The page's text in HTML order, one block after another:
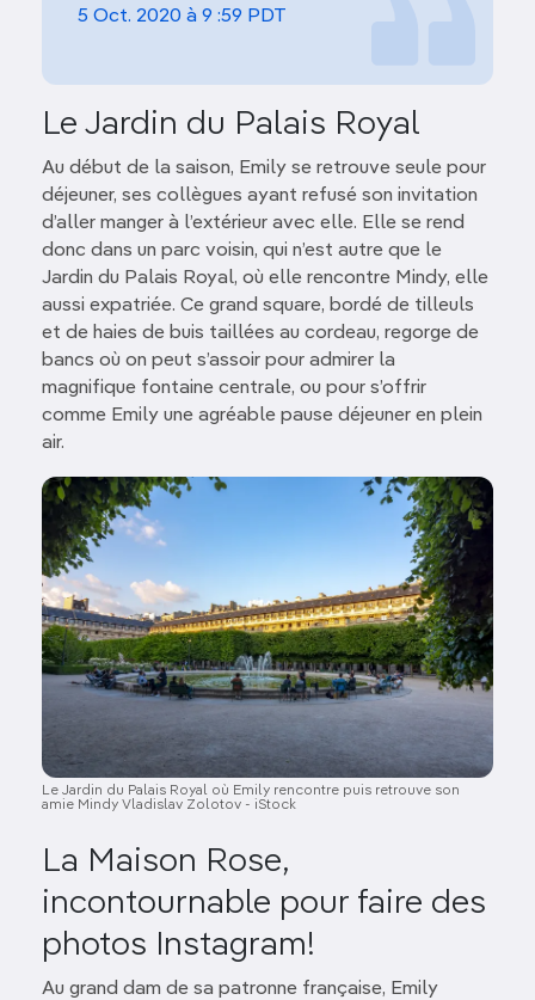
5 Oct. 2020 à 9 :59 PDT
Le Jardin du Palais Royal
Au début de la saison, Emily se retrouve seule pour
déjeuner, ses collègues ayant refusé son invitation
d’aller manger à l’extérieur avec elle. Elle se rend
donc dans un parc voisin, qui n’est autre que le
Jardin du Palais Royal, où elle rencontre Mindy, elle
aussi expatriée. Ce grand square, bordé de tilleuls
et de haies de buis taillées au cordeau, regorge de
bancs où on peut s’assoir pour admirer la
magnifique fontaine centrale, ou pour s’offrir
comme Emily une agréable pause déjeuner en plein
air.
Image
Le Jardin du Palais Royal où Emily rencontre puis retrouve son
amie Mindy Vladislav Zolotov - iStock
La Maison Rose,
incontournable pour faire des
photos Instagram!
Au grand dam de sa patronne française, Emily